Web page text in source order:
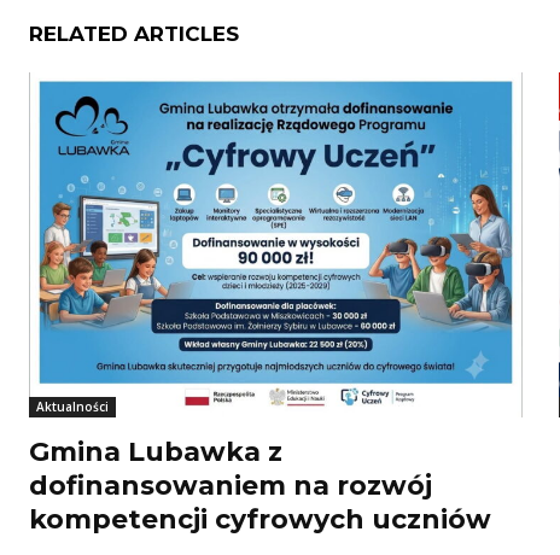
RELATED ARTICLES
Aktualności
Gmina Lubawka z
dofinansowaniem na rozwój
kompetencji cyfrowych uczniów